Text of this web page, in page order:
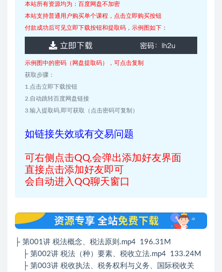
本站所有资源均为：百度网盘不加密
本站支持普通用户购买单个课程，点击立即购买按钮
付款成功后可见立即下载按钮和提取码，示例图如下：
示例图中的密码（网盘提取码），可点击复制
获取步骤：
1.点击立即下载按钮
2.自动跳转百度网盘链接
3.输入提取码,即可获取（点击密码可复制）
如链接失效或有交易问题
可右侧点击QQ,会弹出添加好友界面
直接点击添加好友即可
会自动进入QQ聊天窗口
├ 第001讲 税法概念、税法原则.mp4 196.31M
├ 第002讲 税法（种）要素、税收立法.mp4 133.24M
├ 第003讲 税收执法、税务权利与义务、国际税收关